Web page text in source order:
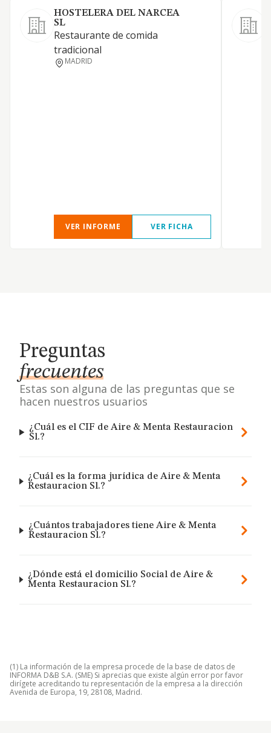
HOSTELERA DEL NARCEA
SL
Restaurante de comida
tradicional
MADRID
VER INFORME VER FICHA
Preguntas
frecuentes
Estas son alguna de las preguntas que se
hacen nuestros usuarios
¿Cuál es el CIF de Aire & Menta Restauracion
Sl.?
¿Cuál es la forma jurídica de Aire & Menta
Restauracion Sl.?
¿Cuántos trabajadores tiene Aire & Menta
Restauracion Sl.?
¿Dónde está el domicilio Social de Aire &
Menta Restauracion Sl.?
(1) La información de la empresa procede de la base de datos de
INFORMA D&B S.A. (SME) Si aprecias que existe algún error por favor
dirígete acreditando tu representación de la empresa a la dirección
Avenida de Europa, 19, 28108, Madrid.